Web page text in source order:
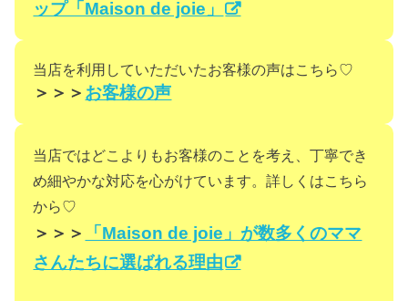
ップ「Maison de joie」
当店を利用していただいたお客様の声はこちら♡
＞＞＞ お客様の声
当店ではどこよりもお客様のことを考え、丁寧でき
め細やかな対応を心がけています。詳しくはこちら
から♡
＞＞＞
「Maison de joie」が数多くのママ
さんたちに選ばれる理由